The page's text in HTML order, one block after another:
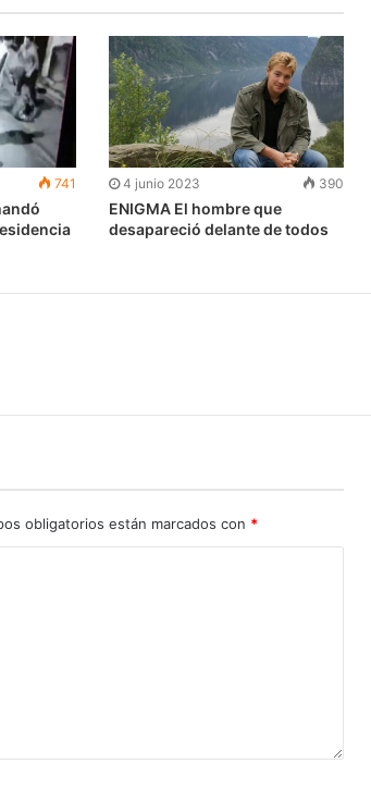
741 4 junio 2023 390
ENIGMA El hombre que
desapareció delante de todos
obligatorios están marcados con *